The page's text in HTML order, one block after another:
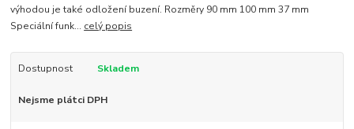
výhodou je také odložení buzení. Rozměry 90 mm 100 mm 37 mm
Speciální funk... celý popis
Dostupnost Skladem
Nejsme plátci DPH